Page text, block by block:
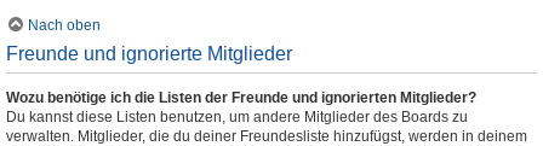
Nach oben
Freunde und ignorierte Mitglieder
Wozu benötige ich die Listen der Freunde und ignorierten Mitglieder?
Du kannst diese Listen benutzen, um andere Mitglieder des Boards zu
verwalten. Mitglieder, die du deiner Freundesliste hinzufügst, werden in deinem